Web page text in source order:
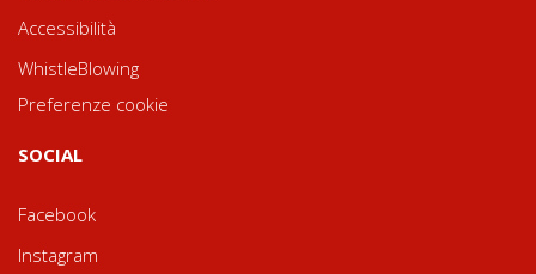
Accessibilità
WhistleBlowing
Preferenze cookie
SOCIAL
Facebook
Instagram